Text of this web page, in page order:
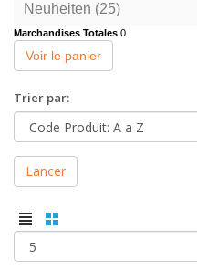
Neuheiten (25)
Marchandises Totales 0
Voir le panier
Trier par:
Lancer